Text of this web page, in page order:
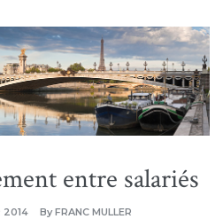
entre salariés
2014 By FRANC MULLER